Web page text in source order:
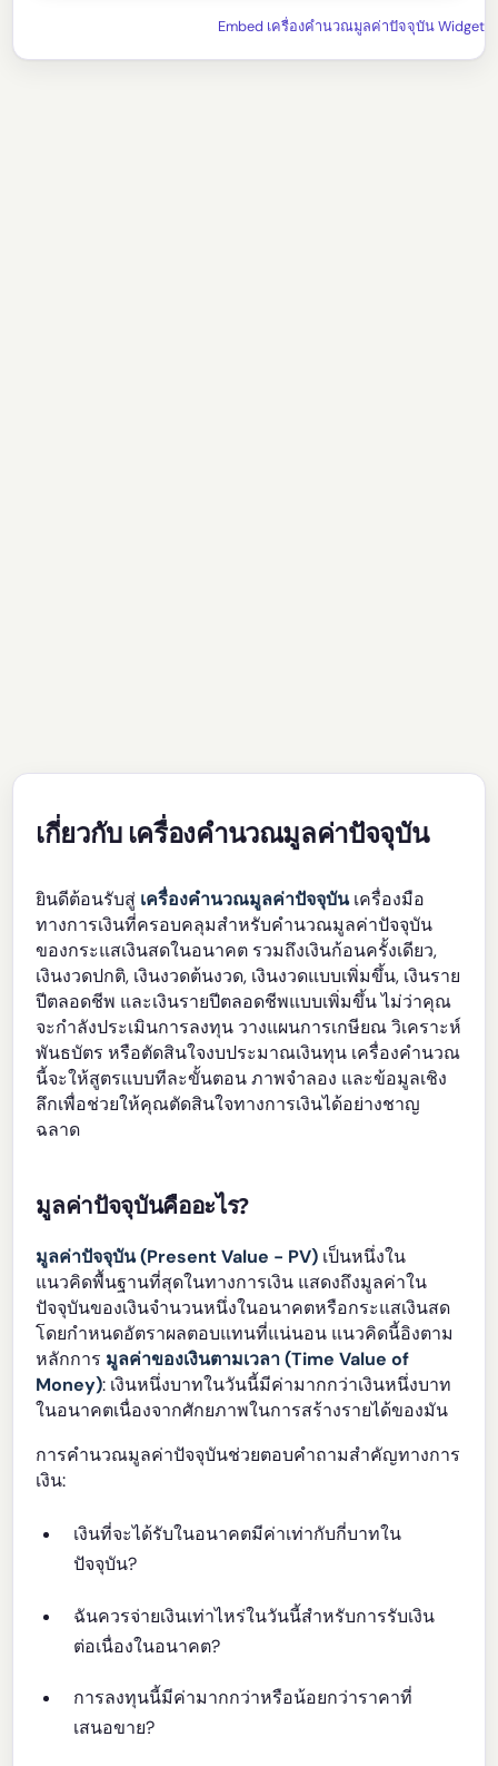
Embed เครื่องคำนวณมูลค่าปัจจุบัน Widget
เกี่ยวกับ เครื่องคำนวณมูลค่าปัจจุบัน
ยินดีต้อนรับสู่ เครื่องคำนวณมูลค่าปัจจุบันเครื่องมือ
ทางการเงินที่ครอบคลุมสำหรับคำนวณมูลค่าปัจจุบัน
ของกระแสเงินสดในอนาคต รวมถึงเงินก้อนครั้งเดียว,
เงินงวดปกติ, เงินงวดต้นงวด, เงินงวดแบบเพิ่มขึ้น, เงินราย
ปีตลอดชีพ และเงินรายปีตลอดชีพแบบเพิ่มขึ้น ไม่ว่าคุณ
จะกำลังประเมินการลงทุน วางแผนการเกษียณ วิเคราะห์
พันธบัตร หรือตัดสินใจงบประมาณเงินทุน เครื่องคำนวณ
นี้จะให้สูตรแบบทีละขั้นตอน ภาพจำลอง และข้อมูลเชิง
ลึกเพื่อช่วยให้คุณตัดสินใจทางการเงินได้อย่างชาญ
ฉลาด
มูลค่าปัจจุบันคืออะไร?
มูลค่าปัจจุบัน (Present Value - PV) เป็นหนึ่งใน
แนวคิดพื้นฐานที่สุดในทางการเงิน แสดงถึงมูลค่าใน
ปัจจุบันของเงินจำนวนหนึ่งในอนาคตหรือกระแสเงินสด
โดยกำหนดอัตราผลตอบแทนที่แน่นอน แนวคิดนี้อิงตาม
หลักการ มูลค่าของเงินตามเวลา (Time Value of
Money): เงินหนึ่งบาทในวันนี้มีค่ามากกว่าเงินหนึ่งบาท
ในอนาคตเนื่องจากศักยภาพในการสร้างรายได้ของมัน
การคำนวณมูลค่าปัจจุบันช่วยตอบคำถามสำคัญทางการ
เงิน:
เงินที่จะได้รับในอนาคตมีค่าเท่ากับกี่บาทใน
ปัจจุบัน?
ฉันควรจ่ายเงินเท่าไหร่ในวันนี้สำหรับการรับเงิน
ต่อเนื่องในอนาคต?
การลงทุนนี้มีค่ามากกว่าหรือน้อยกว่าราคาที่
เสนอขาย?